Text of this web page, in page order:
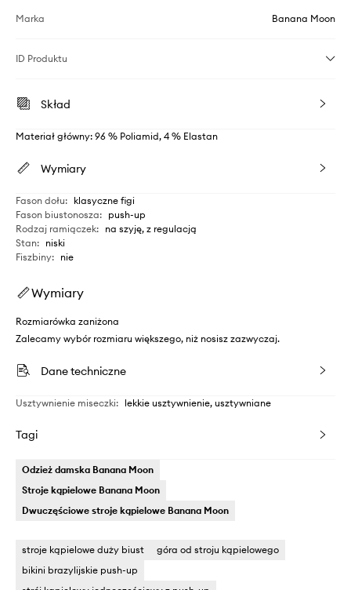
Marka Banana Moon
ID Produktu
Skład
Materiał główny: 96 % Poliamid, 4 % Elastan
Wymiary
Fason dołu: klasyczne figi
Fason biustonosza: push-up
Rodzaj ramiączek: na szyję, z regulacją
Stan: niski
Fiszbiny: nie
Wymiary
Rozmiarówka zaniżona
Zalecamy wybór rozmiaru większego, niż nosisz zazwyczaj.
Dane techniczne
Usztywnienie miseczki: lekkie usztywnienie, usztywniane
Tagi
Odzież damska Banana Moon
Stroje kąpielowe Banana Moon
Dwuczęściowe stroje kąpielowe Banana Moon
stroje kąpielowe duży biust
góra od stroju kąpielowego
bikini brazylijskie push-up